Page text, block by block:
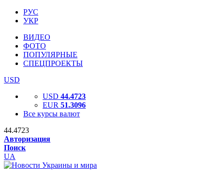
РУС
УКР
ВИДЕО
ФОТО
ПОПУЛЯРНЫЕ
СПЕЦПРОЕКТЫ
USD
USD 44.4723
EUR 51.3096
Все курсы валют
44.4723
Авторизация
Поиск
UA